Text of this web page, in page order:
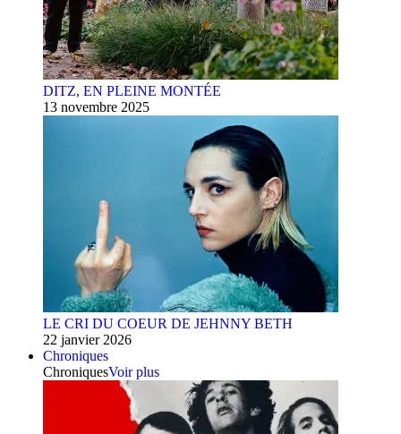
DITZ, EN PLEINE MONTÉE
13 novembre 2025
LE CRI DU COEUR DE JEHNNY BETH
22 janvier 2026
Chroniques
ChroniquesVoir plus